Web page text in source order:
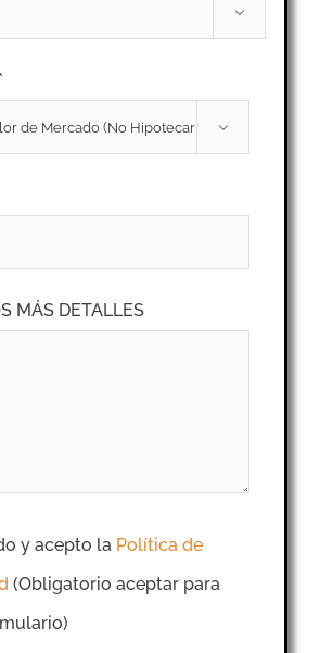


MÁS DETALLES
y acepto la Política de
(Obligatorio aceptar para